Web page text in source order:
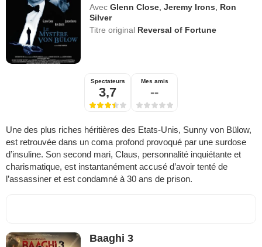
Avec Glenn Close ,Jeremy Irons
Ron
Silver
Titre original Reversal of Fortune
Spectateurs
3,7
Mes amis
--
Une des plus riches héritières des Etats-Unis, Sunny von Bülow,
est retrouvée dans un coma profond provoqué par une surdose
d’insuline. Son second mari, Claus, personnalité inquiétante et
charismatique, est instantanément accusé d’avoir tenté de
l’assassiner et est condamné à 30 ans de prison.
Baaghi 3